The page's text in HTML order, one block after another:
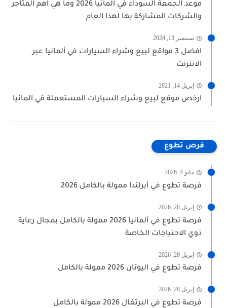
موعد الجمعة السوداء في المانيا 2026 وما هي أهم المتاجر
والشركات المشاركة بها لهذا العام
سبتمبر 13, 2024
افضل 3 مواقع لبيع وشراء السيارات في ألمانيا عبر
الانترنت
إبريل 14, 2021
ارخص موقع لبيع وشراء السيارات المستعملة في المانيا
فرص تطوع
مايو 4, 2026
فرصة تطوع في أيرلندا ممولة بالكامل 2026
إبريل 28, 2026
فرصة تطوع في ألمانيا 2026 ممولة بالكامل بمجال رعاية
ذوي الاحتياجات الخاصة
إبريل 28, 2026
فرصة تطوع في اليونان 2026 ممولة بالكامل
إبريل 28, 2026
فرصة تطوع في البرتغال 2026 ممولة بالكامل